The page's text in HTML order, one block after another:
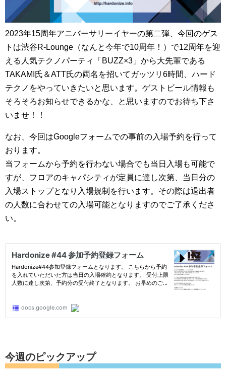
2023年15周年アニバーサリーイヤーの第二弾、今回のゲス
トは渋谷R-Lounge（なんと今年で10周年！）で12周年を迎
える人気テクノパーティ「BUZZ×3」から大先輩である
TAKAMI氏＆ATT氏の両名を招いてガッツリ6時間、ハード
テクノをやっていきたいと思います。ゲストビール情報も
そろそろお知らせできるかな、と思いますのでお待ち下さ
いませ！！
なお、今回はGoogleフォームでの事前の入場予約を行って
おります。
当フォームから予約を行わない場合でも当日入場も可能で
すが、フロアのキャパシティが定員に達し次第、当日分の
入場ストップとなり入場規制を行います。その際は退出者
の人数に合わせての入場可能となりますのでご了承くださ
い。
今週のピックアップ